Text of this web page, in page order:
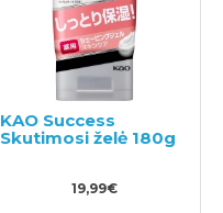
KAO Success
Skutimosi želė 180g
19,99€